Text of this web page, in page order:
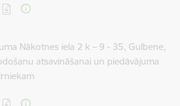
Nākotnes iela 2 k – 9 - 35, Gulbene,
atsavināšanai un piedāvājuma